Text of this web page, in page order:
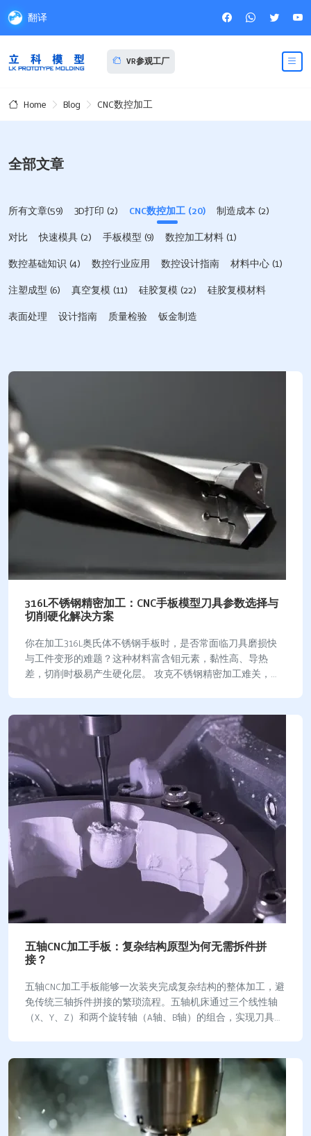
翻译
VR参观工厂
Home Blog CNC数控加工
全部文章
所有文章(59) 3D打印 (2) CNC数控加工 (20) 制造成本 (2)
对比 快速模具 (2) 手板模型 (9) 数控加工材料 (1)
数控基础知识 (4) 数控行业应用 数控设计指南 材料中心 (1)
注塑成型 (6) 真空复模 (11) 硅胶复模 (22) 硅胶复模材料
表面处理 设计指南 质量检验 钣金制造
316L不锈钢精密加工：CNC手板模型刀具参数选择与
切削硬化解决方案
你在加工316L奥氏体不锈钢手板时，是否常面临刀具磨损快
与工件变形的难题？这种材料富含钼元素，黏性高、导热
差，切削时极易产生硬化层。 攻克不锈钢精密加工难关，你
五轴CNC加工手板：复杂结构原型为何无需拆件拼
接？
五轴CNC加工手板能够一次装夹完成复杂结构的整体加工，避
免传统三轴拆件拼接的繁琐流程。五轴机床通过三个线性轴
（X、Y、Z）和两个旋转轴（A轴、B轴）的组合，实现刀具多